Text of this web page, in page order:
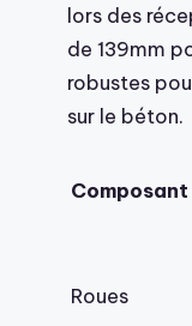
lors des
de 139mm
robustes
sur le béton.
Composant
Roues